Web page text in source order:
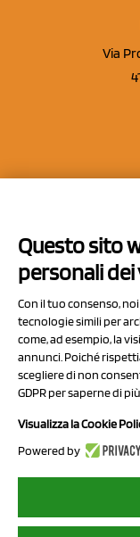
Via
2023 NCX
myfruit.it è
Questo sito
personali
Con il tuo consenso,
tecnologie simili per
come, ad esempio, la
annunci. Poiché
scegliere di non
GDPR per saperne di più.
Visualizza la Cookie
Powered by